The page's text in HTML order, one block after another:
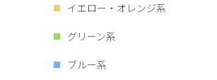
イエロー・オレンジ系
グリーン系
ブルー系